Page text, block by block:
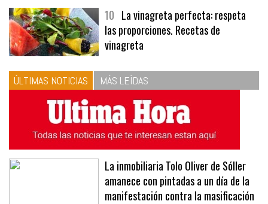
10 La vinagreta perfecta: respeta
las proporciones. Recetas de
vinagreta
ÚLTIMAS NOTICIAS MÁS LEÍDAS
La inmobiliaria Tolo Oliver de Sóller
amanece con pintadas a un día de la
manifestación contra la masificación